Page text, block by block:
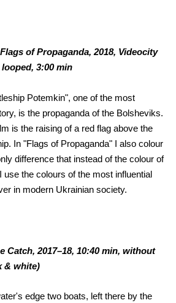
Flags of Propaganda, 2018, Videocity
3:00 min
Potemkin", one of the most
is the propaganda of the Bolsheviks.
is the raising of a red flag above the
In "Flags of Propaganda" I also colour
difference that instead of the colour of
use the colours of the most influential
in modern Ukrainian society.
Catch, 2017–18, 10:40 min, without
& white)
edge two boats, left there by the